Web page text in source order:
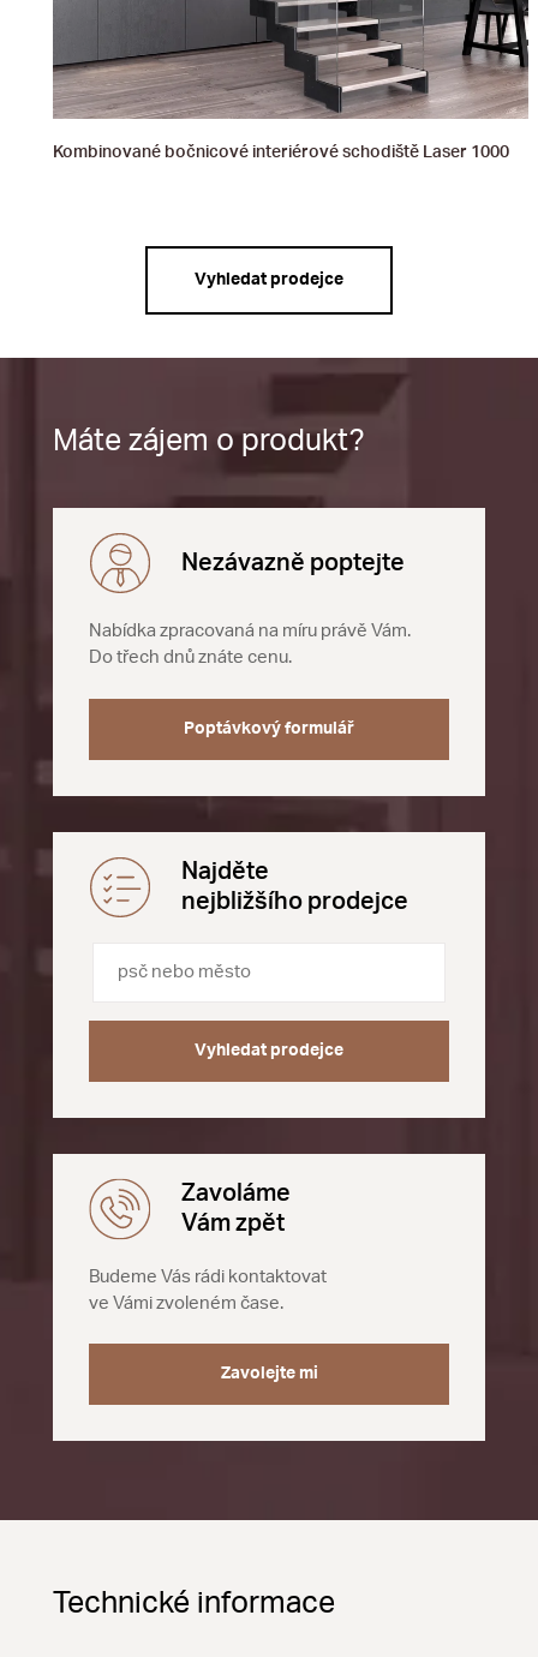
Kombinované bočnicové interiérové schodiště Laser 1000
Vyhledat prodejce
Máte zájem o produkt?
Nezávazně poptejte
Nabídka zpracovaná na míru právě Vám.
Do třech dnů znáte cenu.
Poptávkový formulář
Najděte
nejbližšího prodejce
Vyhledat prodejce
Zavoláme
Vám zpět
Budeme Vás rádi kontaktovat
ve Vámi zvoleném čase.
Zavolejte mi
Technické informace